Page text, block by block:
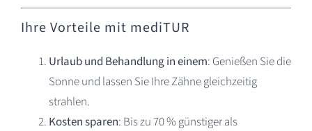
Ihre Vorteile mit mediTUR
Urlaub und Behandlung in einem: Genießen Sie die
Sonne und lassen Sie Ihre Zähne gleichzeitig
strahlen.
Kosten sparen: Bis zu 70 % günstiger als